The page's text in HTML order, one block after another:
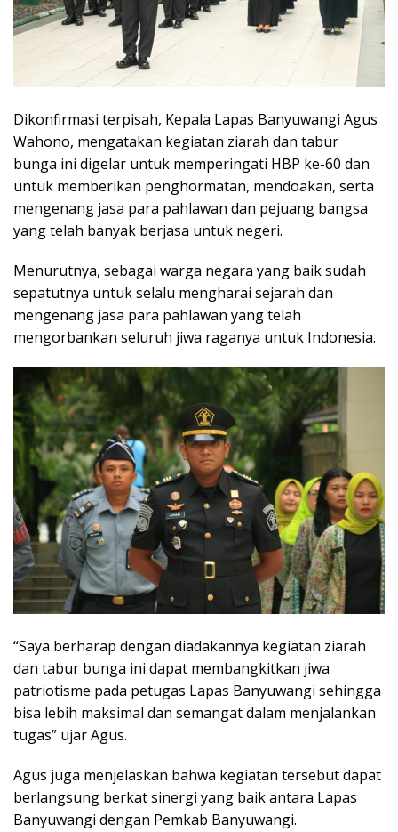
Dikonfirmasi terpisah, Kepala Lapas Banyuwangi Agus
Wahono, mengatakan kegiatan ziarah dan tabur
bunga ini digelar untuk memperingati HBP ke-60 dan
untuk memberikan penghormatan, mendoakan, serta
mengenang jasa para pahlawan dan pejuang bangsa
yang telah banyak berjasa untuk negeri.
Menurutnya, sebagai warga negara yang baik sudah
sepatutnya untuk selalu mengharai sejarah dan
mengenang jasa para pahlawan yang telah
mengorbankan seluruh jiwa raganya untuk Indonesia.
“Saya berharap dengan diadakannya kegiatan ziarah
dan tabur bunga ini dapat membangkitkan jiwa
patriotisme pada petugas Lapas Banyuwangi sehingga
bisa lebih maksimal dan semangat dalam menjalankan
tugas” ujar Agus.
Agus juga menjelaskan bahwa kegiatan tersebut dapat
berlangsung berkat sinergi yang baik antara Lapas
Banyuwangi dengan Pemkab Banyuwangi.